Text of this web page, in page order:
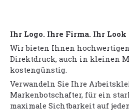
Ihr Logo. Ihre Firma. Ihr Look
Wir bieten Ihnen
Direktdruck, auch in kleinen
kostengünstig.
Verwandeln Sie Ihre
Markenbotschafter, für ein
maximale Sichtbarkeit auf